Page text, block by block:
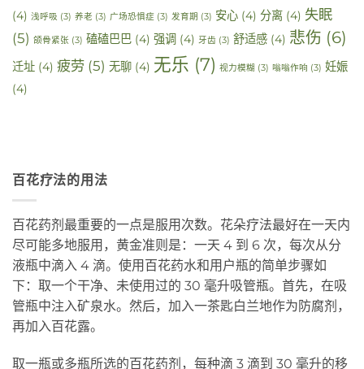
(4) 浅呼吸 (3) 养老 (3) 广场恐惧症 (3) 发育期 (3) 安心 (4) 分离 (4) 失眠
(5) 颌骨紧张 (3) 磕磕巴巴 (4) 强调 (4) 牙齿 (3) 舒适感 (4) 悲伤 (6)
迁址 (4) 疲劳 (5) 无聊 (4) 无乐 (7) 视力模糊 (3) 嗡嗡作响 (3) 妊娠
(4)
百花疗法的用法
百花药剂最重要的一点是服用次数。花朵疗法最好在一天内
尽可能多地服用，黄金准则是：一天 4 到 6 次，每次从分
液瓶中滴入 4 滴。使用百花药水和用户瓶的简单步骤如
下：取一个干净、未使用过的 30 毫升吸管瓶。首先，在吸
管瓶中注入矿泉水。然后，加入一茶匙白兰地作为防腐剂，
再加入百花露。
取一瓶或多瓶所选的百花药剂，每种滴 3 滴到 30 毫升的移